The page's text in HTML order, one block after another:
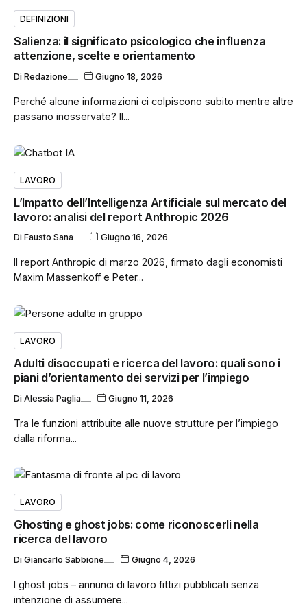
decisionale, chi decide davvero?
Salienza: il significato psicologico che
influenza attenzione, scelte e
orientamento
Di Redazione
DEFINIZIONI
Salienza: il significato psicologico che influenza
attenzione, scelte e orientamento
Di Redazione Giugno 18, 2026
Perché alcune informazioni ci colpiscono subito mentre altre
passano inosservate? Il...
LAVORO
L’Impatto dell’Intelligenza Artificiale sul mercato del
lavoro: analisi del report Anthropic 2026
Di Fausto Sana Giugno 16, 2026
Il report Anthropic di marzo 2026, firmato dagli economisti
Maxim Massenkoff e Peter...
LAVORO
Adulti disoccupati e ricerca del lavoro: quali sono i
piani d’orientamento dei servizi per l’impiego
Di Alessia Paglia Giugno 11, 2026
Tra le funzioni attribuite alle nuove strutture per l’impiego
dalla riforma...
LAVORO
Ghosting e ghost jobs: come riconoscerli nella
ricerca del lavoro
Di Giancarlo Sabbione Giugno 4, 2026
I ghost jobs – annunci di lavoro fittizi pubblicati senza
intenzione di assumere...